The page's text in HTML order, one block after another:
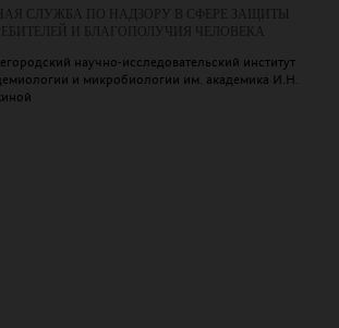
СЛУЖБА ПО НАДЗОРУ В СФЕРЕ ЗАЩИТЫ
И БЛАГОПОЛУЧИЯ ЧЕЛОВЕКА
научно-исследовательский институт
и микробиологии им. академика И.Н.